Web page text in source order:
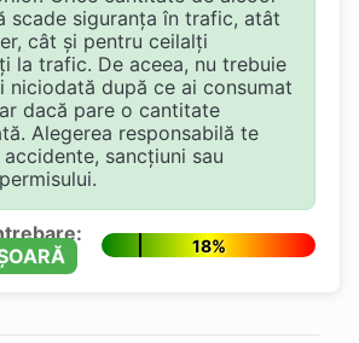
scade siguranța în trafic, atât
cât și pentru ceilalți
la trafic. De aceea, nu trebuie
niciodată după ce ai consumat
dacă pare o cantitate
Alegerea responsabilă te
sancțiuni sau
18%